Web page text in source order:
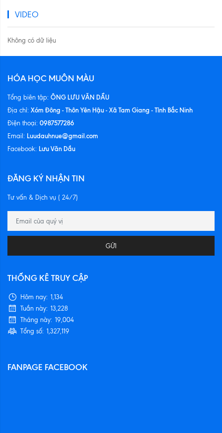
VIDEO
Không có dữ liệu
HÓA HỌC MUÔN MÀU
Tổng biên tập: ÔNG LƯU VĂN DẦU
Địa chỉ: Xóm Đông - Thôn Yên Hậu - Xã Tam Giang - Tỉnh Bắc Ninh
Điện thoại: 0987577286
Email: Luudauhnue@gmail.com
Facebook: Lưu Văn Dầu
ĐĂNG KÝ NHẬN TIN
Tư vấn & Dịch vụ ( 24/7)
GỬI
THỐNG KÊ TRUY CẬP
Hôm nay: 1,134
Tuần này: 13,228
Tháng này: 19,004
Tổng số: 1,327,119
FANPAGE FACEBOOK